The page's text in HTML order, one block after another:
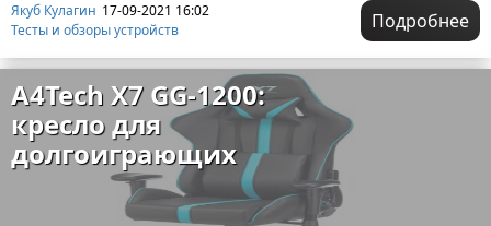
Якуб Кулагин 17-09-2021 16:02
Тесты и обзоры устройств
Подробнее
A4Tech X7 GG-1200:
кресло для
долгоиграющих